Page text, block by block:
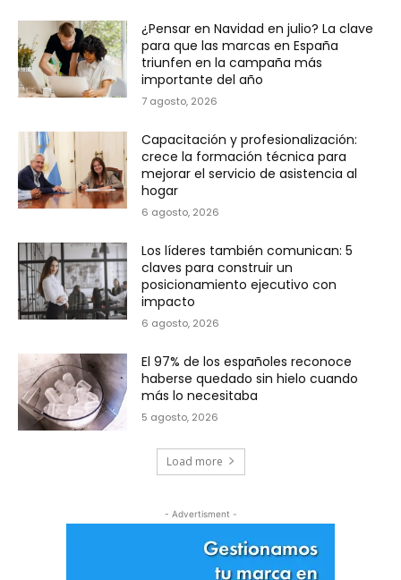
¿Pensar en Navidad en julio? La clave
para que las marcas en España
triunfen en la campaña más
importante del año
7 agosto, 2026
Capacitación y profesionalización:
crece la formación técnica para
mejorar el servicio de asistencia al
hogar
6 agosto, 2026
Los líderes también comunican: 5
claves para construir un
posicionamiento ejecutivo con
impacto
6 agosto, 2026
El 97% de los españoles reconoce
haberse quedado sin hielo cuando
más lo necesitaba
5 agosto, 2026
Load more
- Advertisment -